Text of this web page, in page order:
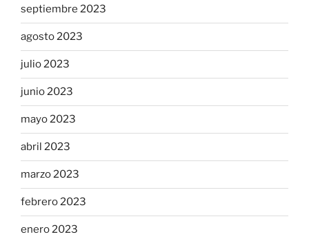
septiembre 2023
agosto 2023
julio 2023
junio 2023
mayo 2023
abril 2023
marzo 2023
febrero 2023
enero 2023